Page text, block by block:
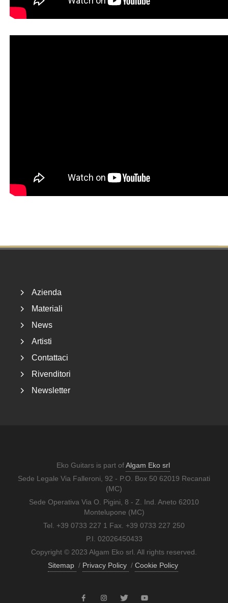
Azienda
Materiali
News
Artisti
Contattaci
Rivenditori
Newsletter
Eko Guitars is part ofAlgam Eko srl
Sede Legale Via Falleroni, 92 - P.O. Box 50 62019 Recanati
(MC)
Sede Operativa Via O. Pigini, 8 - Z. Ind. Aneto 62010
Montelupone (MC)
Tel. +39 0733 227 1 Fax. +39 0733 227 250
P.I. 02026450433
Copyright © 2023 Algam Eko srl. All rights reserved.
Sitemap / Privacy Policy / Cookie Policy